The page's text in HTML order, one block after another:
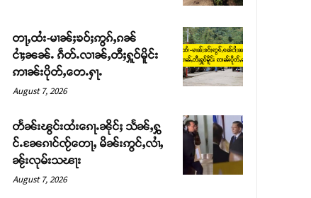
တႃႇထႆး-မၢၼ်ႈၶဝ်ႈဢွၵ်ႇၵၼ်
ငၢႆႈၼၼ်ႉ ၵဵတ်ႉလၢၼ်ႇတီႈႁူဝ်မိူင်း
ဢၢၼ်းပိုတ်ႇတေႉႁႃႉ
August 7, 2026
တႅၼ်းၽွင်းထႆးၵေႃႉၼိုင်ႈ သႅၼ်ႇႁွ
င်ႉၼႄၵၢင်ၸႂ်တေႃႇ မိၼ်းဢွင်ႇလၢႆႇ
ၼႂ်းလုမ်းသၽႃး
August 7, 2026